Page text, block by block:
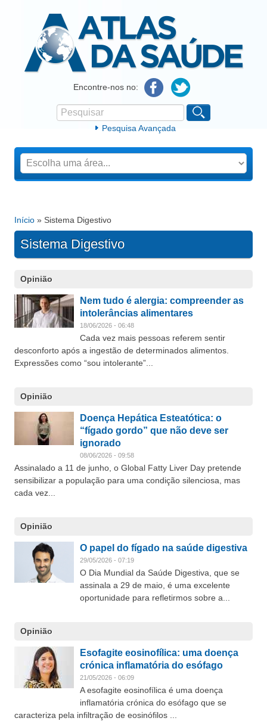
Atlas da SaúdeEncontre-nos no:
Formulário de procura
Pesquisar
Pesquisa Avançada
Está aqui
Início » Sistema Digestivo
Sistema Digestivo
Opinião
Nem tudo é alergia: compreender as
intolerâncias alimentares
18/06/2026 - 06:48
Cada vez mais pessoas referem sentir
desconforto após a ingestão de determinados alimentos.
Expressões como “sou intolerante”...
Opinião
Doença Hepática Esteatótica: o
“fígado gordo” que não deve ser
ignorado
08/06/2026 - 09:58
Assinalado a 11 de junho, o Global Fatty Liver Day pretende
sensibilizar a população para uma condição silenciosa, mas
cada vez...
Opinião
O papel do fígado na saúde digestiva
29/05/2026 - 07:19
O Dia Mundial da Saúde Digestiva, que se
assinala a 29 de maio, é uma excelente
oportunidade para refletirmos sobre a...
Opinião
Esofagite eosinofílica: uma doença
crónica inflamatória do esófago
21/05/2026 - 06:09
A esofagite eosinofílica é uma doença
inflamatória crónica do esófago que se
caracteriza pela infiltração de eosinófilos ...